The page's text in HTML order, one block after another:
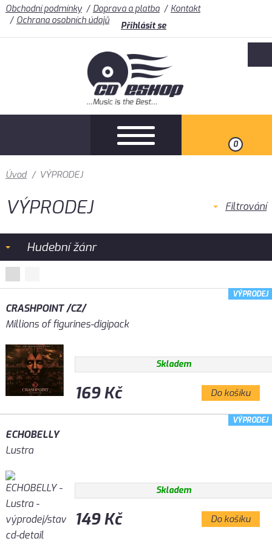
Obchodní podmínky Doprava a platba
Kontakt
Ochrana osobních údajů
Přihlásit se
0
Úvod / VÝPRODEJ
VÝPRODEJ Filtrování
Hudební žánr
CRASHPOINT /CZ/
Millions of figurines-digipack
Skladem
169 Kč Do košíku
VÝPRODEJ
ECHOBELLY
Lustra
Skladem
149 Kč Do košíku
VÝPRODEJ